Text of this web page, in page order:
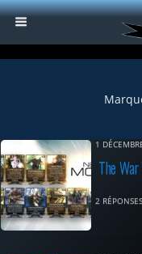
1
The
2 RÉPONSES